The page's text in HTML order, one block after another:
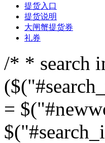
提货入口
提货说明
大闸蟹提货券
礼券
/* * search
=